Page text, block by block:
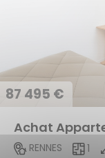
87 495 €
RENNES 1